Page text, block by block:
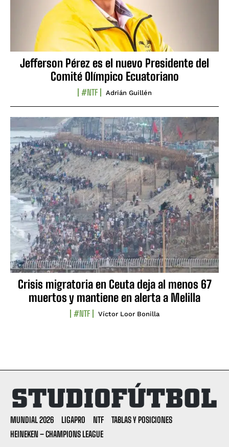
Jefferson Pérez es el nuevo Presidente del
Comité Olímpico Ecuatoriano
#NTF Adrián Guillén
Crisis migratoria en Ceuta deja al menos 67
muertos y mantiene en alerta a Melilla
#NTF Víctor Loor Bonilla
MUNDIAL 2026 LIGAPRO NTF
TABLAS Y POSICIONES
HEINEKEN – CHAMPIONS LEAGUE